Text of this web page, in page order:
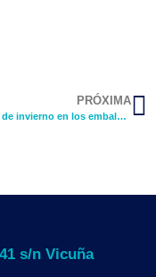
PRÓXIMA
El aporte de invierno en los embalses del Elqui, aunque persiste déficit de precipitaciones
s/n Vicuña